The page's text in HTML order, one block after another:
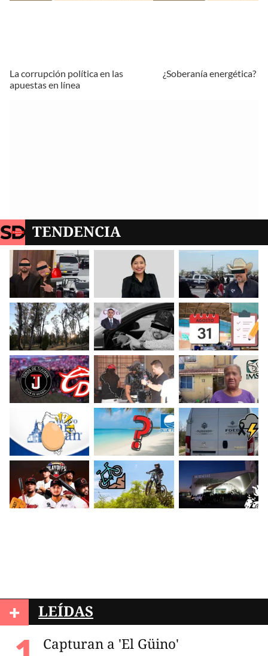
La corrupción política en las
apuestas en línea
¿Soberanía energética?
TENDENCIA
+ LEÍDAS
Capturan a 'El Güino'